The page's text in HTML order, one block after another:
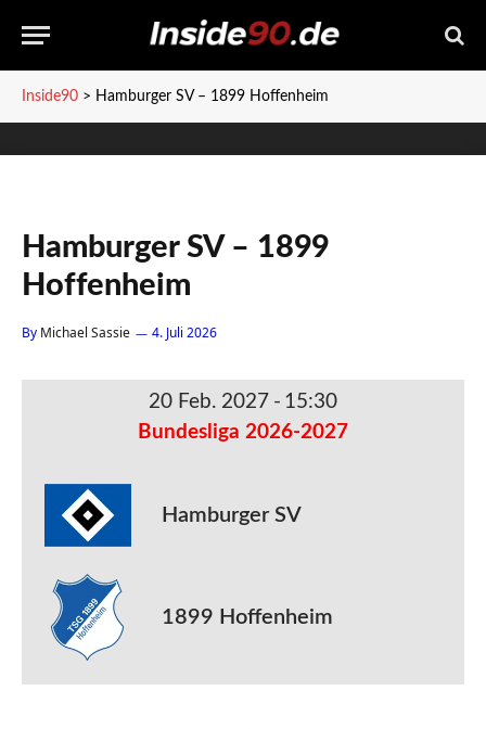
Inside90 > Hamburger SV – 1899 Hoffenheim
Hamburger SV – 1899
Hoffenheim
By Michael Sassie 4. Juli 2026
20 Feb. 2027 - 15:30
Bundesliga 2026-2027
Hamburger SV
1899 Hoffenheim